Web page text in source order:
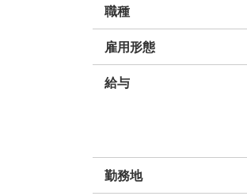
職種
雇用形態
給与
勤務地